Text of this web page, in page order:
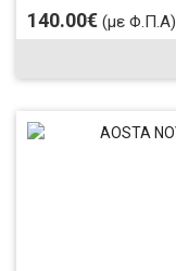
140.00€ (με Φ.Π.Α)